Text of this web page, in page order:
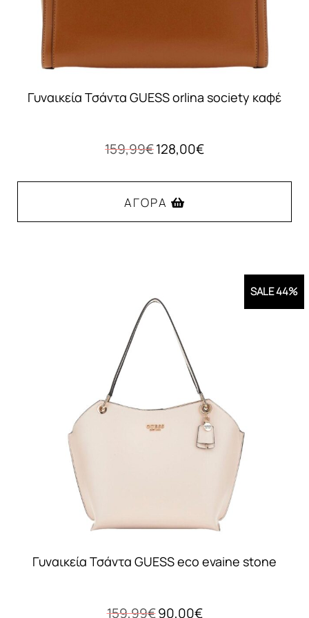
Γυναικεία Τσάντα GUESS orlina society καφέ
159,99€Original
was:
159,99€.
128,00€Η
τιμή
ΑΓΟΡΆ
SALE 44%
Γυναικεία Τσάντα GUESS eco evaine stone
159,99€ Original
90,00€Η